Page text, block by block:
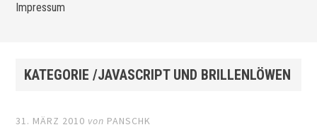
Impressum
KATEGORIE /JAVASCRIPT UND BRILLENLÖWEN
31. MÄRZ 2010 von PANSCHK